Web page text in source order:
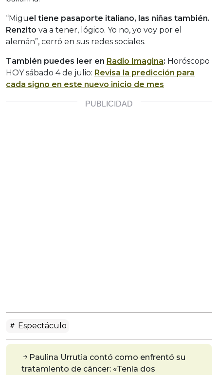
“Miguel tiene pasaporte italiano, las niñas también.
Renzito va a tener, lógico. Yo no, yo voy por el
alemán”, cerró en sus redes sociales.
También puedes leer en Radio Imagina: Horóscopo
HOY sábado 4 de julio: Revisa la predicción para
cada signo en este nuevo inicio de mes
Espectáculo
Paulina Urrutia contó como enfrentó su
tratamiento de cáncer: «Tenía dos